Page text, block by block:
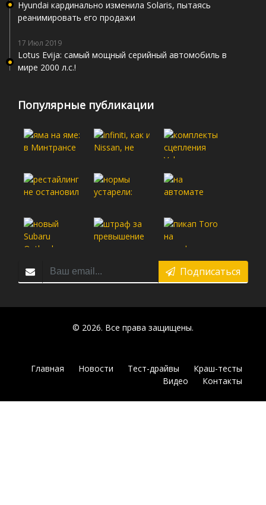
Hyundai кардинально изменила Solaris, пытаясь
реанимировать его продажи
17 Июл 2019
Lotus Evija: самый мощный серийный автомобиль в
мире 2000 л.с.!
Популярные публикации
Подписаться
© 2026. Все права защищены.
Главная Новости Тест-драйвы
Краш-тесты
Видео
Контакты